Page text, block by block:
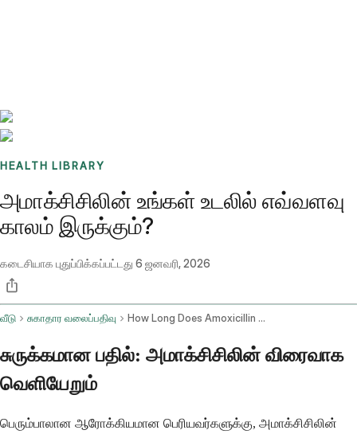
HEALTH LIBRARY
அமாக்சிசிலின் உங்கள் உடலில் எவ்வளவு
காலம் இருக்கும்?
கடைசியாக புதுப்பிக்கப்பட்டது 6 ஜனவரி, 2026
வீடு சுகாதார வலைப்பதிவு How Long Does Amoxicillin Stay In Your System
சுருக்கமான பதில்: அமாக்சிசிலின் விரைவாக
வெளியேறும்
பெரும்பாலான ஆரோக்கியமான பெரியவர்களுக்கு, அமாக்சிசிலின்